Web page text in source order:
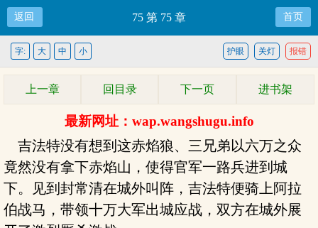
返回 75 第 75 章 首页
报错
关灯
护眼
字: 大 中 小
上一章 回目录 下一页 进书架
最新网址：wap.wangshugu.info
吉法特没有想到这赤焰狼、三兄弟以六万之众
竟然没有拿下赤焰山，使得官军一路兵进到城
下。见到封常清在城外叫阵，吉法特便骑上阿拉
伯战马，带领十万大军出城应战，双方在城外展